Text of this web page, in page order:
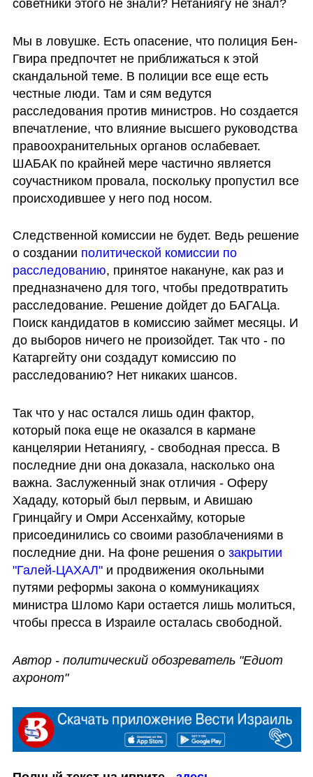
советники этого не знали? Нетаниягу не знал?
Мы в ловушке. Есть опасение, что полиция Бен-
Гвира предпочтет не приближаться к этой
скандальной теме. В полиции все еще есть
честные люди. Там и сям ведутся
расследования против министров. Но создается
впечатление, что влияние высшего руководства
правоохранительных органов ослабевает.
ШАБАК по крайней мере частично является
соучастником провала, поскольку пропустил все
происходившее у него под носом.
Следственной комиссии не будет. Ведь решение
о создании политической комиссии по
расследованию, принятое накануне, как раз и
предназначено для того, чтобы предотвратить
расследование. Решение дойдет до БАГАЦа.
Поиск кандидатов в комиссию займет месяцы. И
до выборов ничего не произойдет. Так что - по
Катаргейту они создадут комиссию по
расследованию? Нет никаких шансов.
Так что у нас остался лишь один фактор,
который пока еще не оказался в кармане
канцелярии Нетаниягу, - свободная пресса. В
последние дни она доказала, насколько она
важна. Заслуженный знак отличия - Оферу
Хададу, который был первым, и Авишаю
Гринцайгу и Омри Ассенхайму, которые
присоединились со своими разоблачениями в
последние дни. На фоне решения о закрытии
"Галей-ЦАХАЛ" и продвижения окольными
путями реформы закона о коммуникациях
министра Шломо Кари остается лишь молиться,
чтобы пресса в Израиле осталась свободной.
Автор - политический обозреватель "Едиот
ахронот"